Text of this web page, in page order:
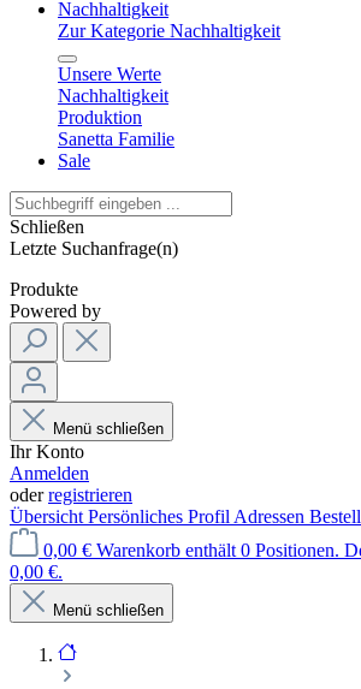
Nachhaltigkeit
Zur Kategorie Nachhaltigkeit
Unsere Werte
Nachhaltigkeit
Produktion
Sanetta Familie
Sale
Schließen
Letzte Suchanfrage(n)
Produkte
Powered by
Menü schließen
Ihr Konto
Anmelden
oderregistrieren
Übersicht Persönliches Profil Adressen
0,00 € Warenkorb enthält 0 Positionen.
0,00 €.
Menü schließen